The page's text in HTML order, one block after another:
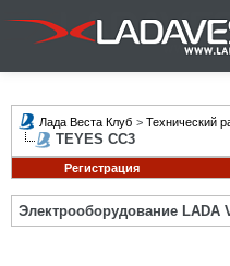
Лада Веста Клуб > Технический
TEYES CC3
Регистрация
Электрооборудование LADA